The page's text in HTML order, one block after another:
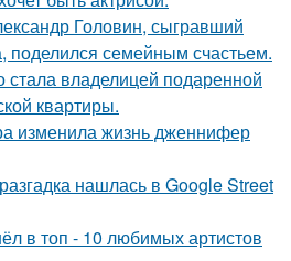
Головин, сыгравший
поделился семейным счастьем.
владелицей подаренной
квартиры.
изменила жизнь дженнифер
нашлась в Google Street
в топ - 10 любимых артистов